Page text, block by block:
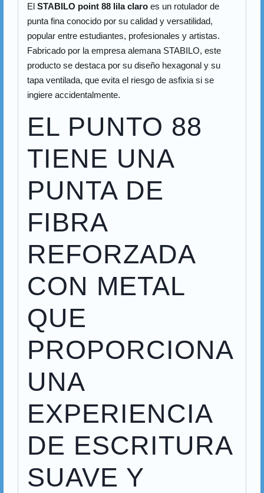
El STABILO point 88 lila claroes un rotulador de
punta fina conocido por su calidad y versatilidad,
popular entre estudiantes, profesionales y artistas.
Fabricado por la empresa alemana STABILO, este
producto se destaca por su diseño hexagonal y su
tapa ventilada, que evita el riesgo de asfixia si se
ingiere accidentalmente.
EL PUNTO 88
TIENE UNA
PUNTA DE
FIBRA
REFORZADA
CON METAL
QUE
PROPORCIONA
UNA
EXPERIENCIA
DE ESCRITURA
SUAVE Y